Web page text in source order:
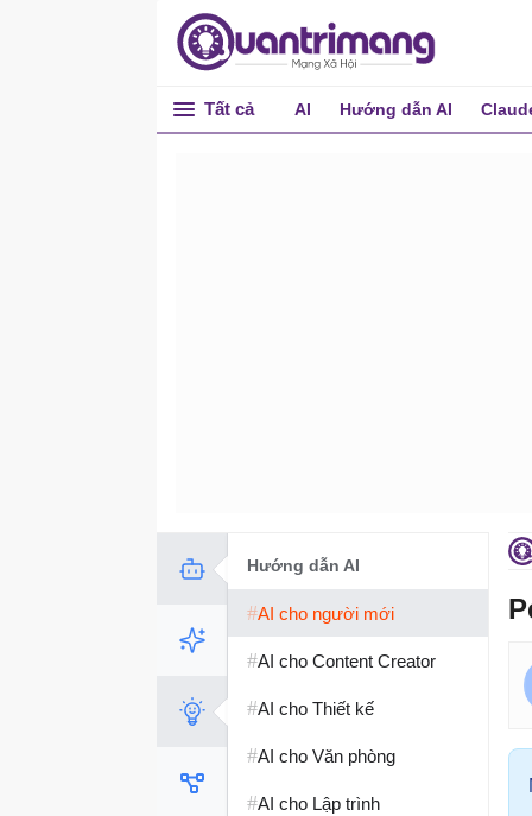
Tất cả AI Hướng dẫn AI
AI
#ChatGPT
#Copilot
#Gemini
#Grok
#Claude
Hướng dẫn AI
#AI cho người mới
#AI cho Content Creator
#AI cho Thiết kế
#AI cho Văn phòng
#AI cho Lập trình